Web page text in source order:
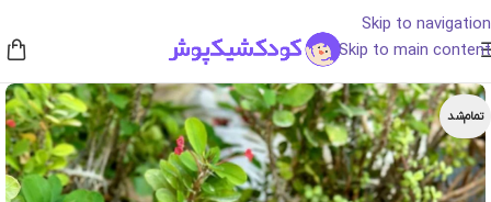
Skip to navigation
Skip to main content
تمام‌شد